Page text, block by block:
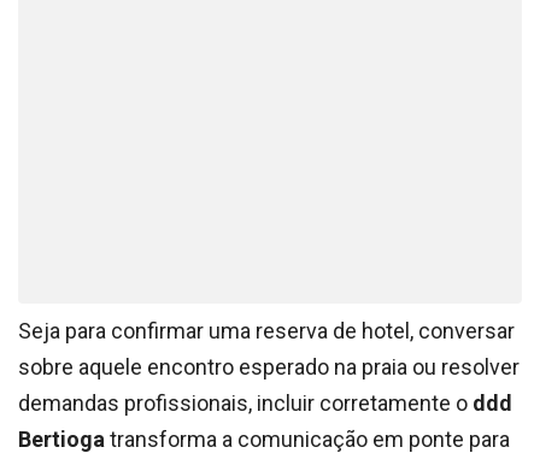
Seja para confirmar uma reserva de hotel, conversar
sobre aquele encontro esperado na praia ou resolver
demandas profissionais, incluir corretamente o ddd
Bertioga transforma a comunicação em ponte para